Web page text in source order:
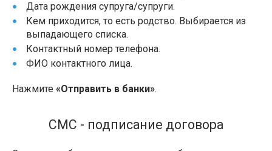
Дата рождения супруга/супруги.
Кем приходится, то есть родство. Выбирается из
выпадающего списка.
Контактный номер телефона.
ФИО контактного лица.
Нажмите «Отправить в банки».
СМС - подписание договора